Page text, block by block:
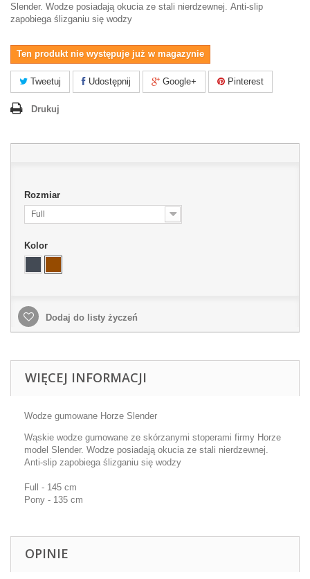
Slender. Wodze posiadają okucia ze stali nierdzewnej. Anti-slip
zapobiega ślizganiu się wodzy
Ten produkt nie występuje już w magazynie
Tweetuj Udostępnij Google+ Pinterest
Drukuj
Rozmiar
Full
Kolor
Dodaj do listy życzeń
WIĘCEJ INFORMACJI
Wodze gumowane Horze Slender
Wąskie wodze gumowane ze skórzanymi stoperami firmy Horze
model Slender. Wodze posiadają okucia ze stali nierdzewnej.
Anti-slip zapobiega ślizganiu się wodzy
Full - 145 cm
Pony - 135 cm
OPINIE